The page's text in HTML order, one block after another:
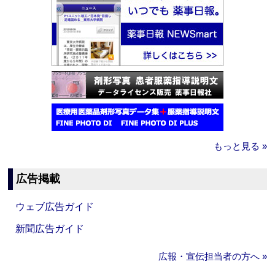
もっと見る »
広告掲載
ウェブ広告ガイド
新聞広告ガイド
広報・宣伝担当者の方へ »